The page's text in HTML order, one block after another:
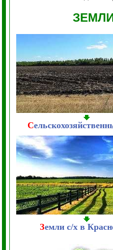
С
Земли с/х в